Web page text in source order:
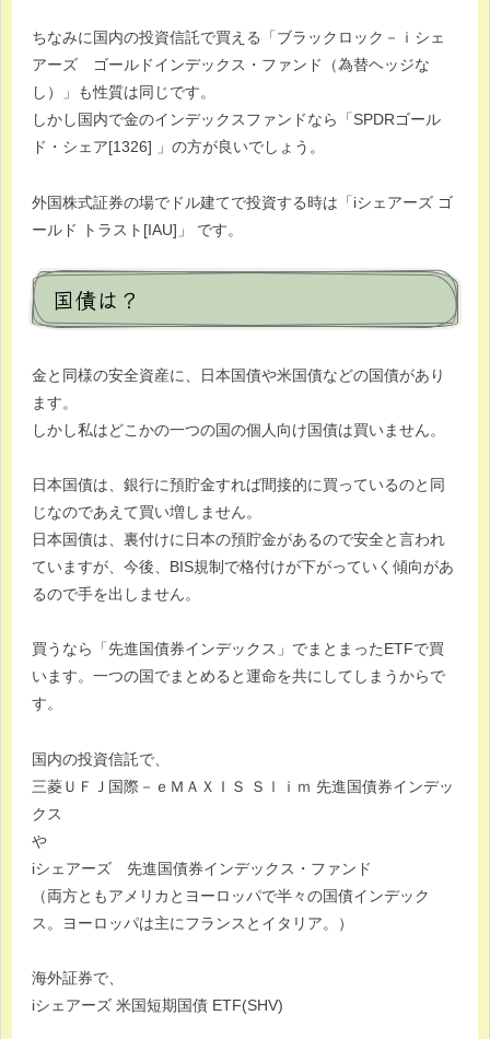
ちなみに国内の投資信託で買える「ブラックロック－ｉシェ
アーズ ゴールドインデックス・ファンド（為替ヘッジな
し）」も性質は同じです。
しかし国内で金のインデックスファンドなら「SPDRゴール
ド・シェア[1326] 」の方が良いでしょう。
外国株式証券の場でドル建てで投資する時は「iシェアーズ ゴ
ールド トラスト[IAU]」 です。
国債は？
金と同様の安全資産に、日本国債や米国債などの国債があり
ます。
しかし私はどこかの一つの国の個人向け国債は買いません。
日本国債は、銀行に預貯金すれば間接的に買っているのと同
じなのであえて買い増しません。
日本国債は、裏付けに日本の預貯金があるので安全と言われ
ていますが、今後、BIS規制で格付けが下がっていく傾向があ
るので手を出しません。
買うなら「先進国債券インデックス」でまとまったETFで買
います。一つの国でまとめると運命を共にしてしまうからで
す。
国内の投資信託で、
三菱ＵＦＪ国際－ｅＭＡＸＩＳ Ｓｌｉｍ 先進国債券インデッ
クス
や
iシェアーズ 先進国債券インデックス・ファンド
（両方ともアメリカとヨーロッパで半々の国債インデック
ス。ヨーロッパは主にフランスとイタリア。）
海外証券で、
iシェアーズ 米国短期国債 ETF(SHV)